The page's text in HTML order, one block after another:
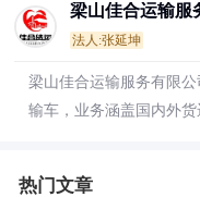
梁山佳合运输服
法人:张延坤
梁山佳合运输服务有限
输车，业务涵盖国内外货
热门文章